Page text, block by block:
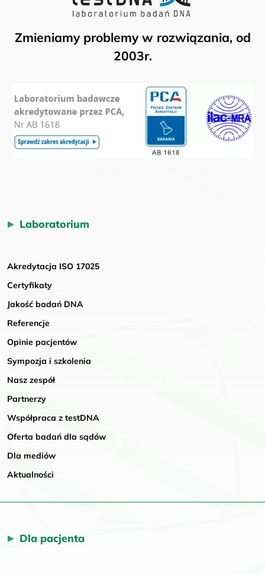
Zmieniamy problemy w rozwiązania, od
2003r.
Laboratorium
Akredytacja ISO 17025
Certyfikaty
Jakość badań DNA
Referencje
Opinie pacjentów
Sympozja i szkolenia
Nasz zespół
Partnerzy
Współpraca z testDNA
Oferta badań dla sądów
Dla mediów
Aktualności
Dla pacjenta